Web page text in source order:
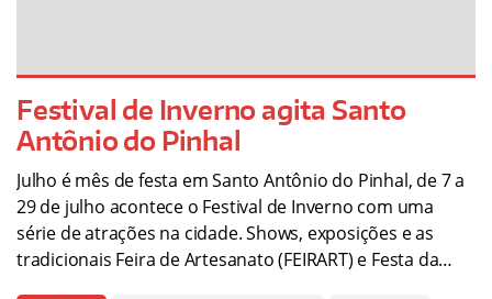
Festival de Inverno agita Santo
Antônio do Pinhal
Julho é mês de festa em Santo Antônio do Pinhal, de 7 a
29 de julho acontece o Festival de Inverno com uma
série de atrações na cidade. Shows, exposições e as
tradicionais Feira de Artesanato (FEIRART) e Festa da…